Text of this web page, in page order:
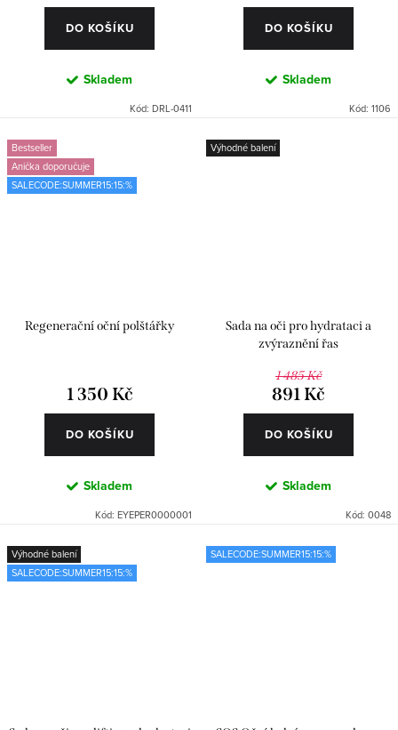
DO KOŠÍKU
Skladem
Kód: DRL-0411
DO KOŠÍKU
Skladem
Kód: 1106
Bestseller
Anička doporučuje
SALECODE:SUMMER15:15:%
Regenerační oční polštářky
1 350 Kč
DO KOŠÍKU
Skladem
Kód: EYEPER0000001
Výhodné balení
Sada na oči pro hydrataci a
zvýraznění řas
1 485 Kč
891 Kč
DO KOŠÍKU
Skladem
Kód: 0048
Výhodné balení
SALECODE:SUMMER15:15:%
SALECODE:SUMMER15:15:%